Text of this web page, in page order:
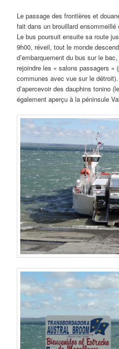
Le passage des frontières et
fait dans un brouillard
Le bus poursuit ensuite sa route
9h00, réveil, tout le monde
d’embarquement du bus sur le
rejoindre les « salons passagers »
communes avec vue sur le
d’apercevoir des dauphins tonino
également aperçu à la péninsule